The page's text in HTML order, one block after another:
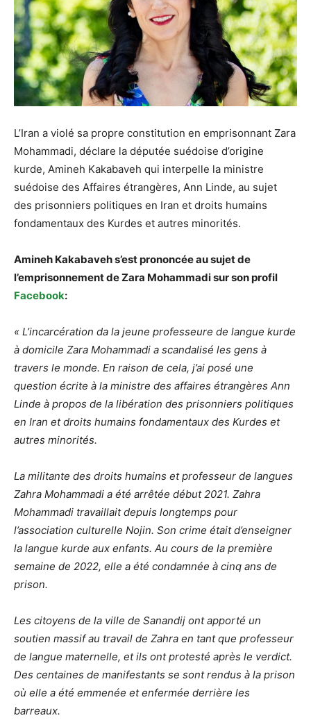
L’Iran a violé sa propre constitution en emprisonnant Zara
Mohammadi, déclare la députée suédoise d’origine
kurde, Amineh Kakabaveh qui interpelle la ministre
suédoise des Affaires étrangères, Ann Linde, au sujet
des prisonniers politiques en Iran et droits humains
fondamentaux des Kurdes et autres minorités.
Amineh Kakabaveh s’est prononcée au sujet de
l’emprisonnement de Zara Mohammadi sur son profil
Facebook:
« L’incarcération da la jeune professeure de langue kurde
à domicile Zara Mohammadi a scandalisé les gens à
travers le monde. En raison de cela, j’ai posé une
question écrite à la ministre des affaires étrangères Ann
Linde à propos de la libération des prisonniers politiques
en Iran et droits humains fondamentaux des Kurdes et
autres minorités.
La militante des droits humains et professeur de langues
Zahra Mohammadi a été arrêtée début 2021. Zahra
Mohammadi travaillait depuis longtemps pour
l’association culturelle Nojin. Son crime était d’enseigner
la langue kurde aux enfants. Au cours de la première
semaine de 2022, elle a été condamnée à cinq ans de
prison.
Les citoyens de la ville de Sanandij ont apporté un
soutien massif au travail de Zahra en tant que professeur
de langue maternelle, et ils ont protesté après le verdict.
Des centaines de manifestants se sont rendus à la prison
où elle a été emmenée et enfermée derrière les
barreaux.